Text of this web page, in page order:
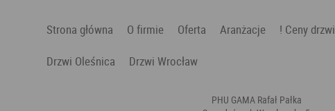
Strona główna O firmie Oferta Aranżacje ! Ceny drzwi
Drzwi Oleśnica
Drzwi Wrocław
PHU GAMA Rafał Pałka